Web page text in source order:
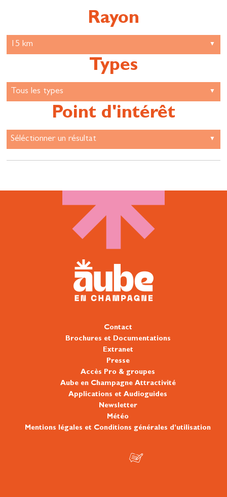
Rayon
Types
Point d'intérêt
Contact
Brochures et Documentations
Extranet
Presse
Accès Pro & groupes
Aube en Champagne Attractivité
Applications et Audioguides
Newsletter
Météo
Mentions légales et Conditions générales d’utilisation